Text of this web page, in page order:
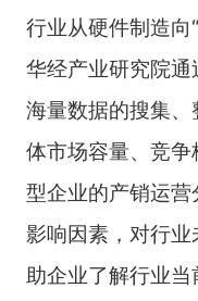
行业从硬件制造向
华经产业研究院
海量数据的搜集
体市场容量、竞
型企业的产销运
影响因素，对行
助企业了解行业当